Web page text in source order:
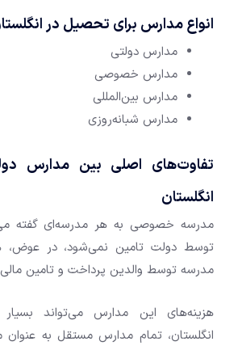
انواع مدارس برای تحصیل در
مدارس دولتی
مدارس خصوصی
مدارس بین‌المللی‌
مدارس شبانه‌‎روزی
تفاوت‌های اصلی بین مدارس
انگلستان
مدرسه خصوصی به هر مدرسه‌ای گفته
توسط دولت تامین نمی‌شود، در عوض،
مدرسه توسط والدین پرداخت و تامین
هزینه‌های این مدارس می‌تواند
انگلستان، تمام مدارس مستقل به